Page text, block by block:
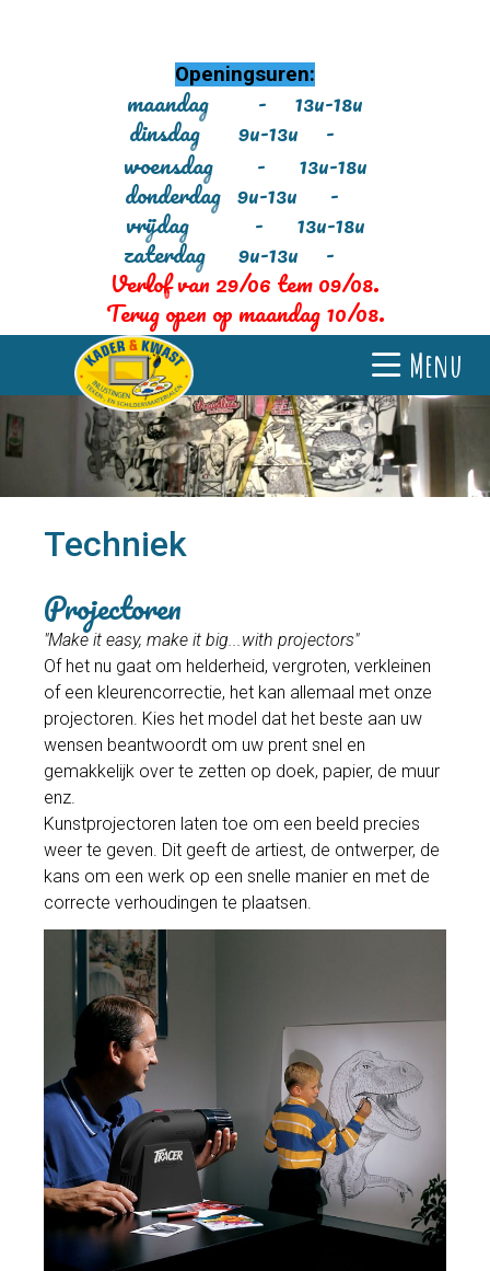
Openingsuren:
maandag - 13u-18u
dinsdag 9u-13u -
woensdag - 13u-18u
donderdag 9u-13u -
vrijdag - 13u-18u
zaterdag 9u-13u -
Verlof van 29/06 tem 09/08.
Terug open op maandag 10/08.
Menu
Techniek
Projectoren
"Make it easy, make it big...with projectors"
Of het nu gaat om helderheid, vergroten, verkleinen
of een kleurencorrectie, het kan allemaal met onze
projectoren. Kies het model dat het beste aan uw
wensen beantwoordt om uw prent snel en
gemakkelijk over te zetten op doek, papier, de muur
enz.
Kunstprojectoren laten toe om een beeld precies
weer te geven. Dit geeft de artiest, de ontwerper, de
kans om een werk op een snelle manier en met de
correcte verhoudingen te plaatsen.